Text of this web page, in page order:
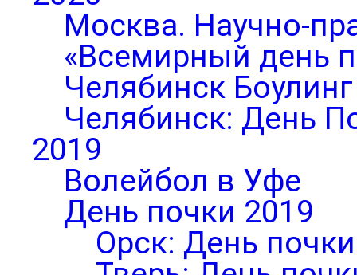
Москва. Научно-
«Всемирный день
Челябинск
Челябинск: День
2019
Волейбол в Уфе
День почки 2019
Орск: День почки